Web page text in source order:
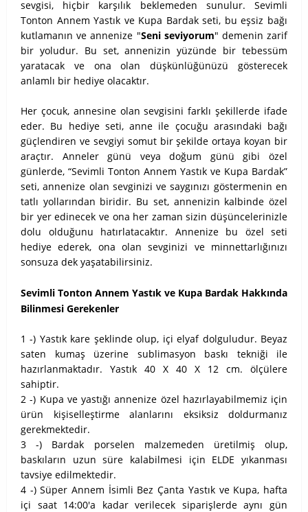
sevgisi, hiçbir karşılık beklemeden sunulur. Sevimli
Tonton Annem Yastık ve Kupa Bardak seti, bu eşsiz bağı
kutlamanın ve annenize "Seni seviyorum" demenin zarif
bir yoludur. Bu set, annenizin yüzünde bir tebessüm
yaratacak ve ona olan düşkünlüğünüzü gösterecek
anlamlı bir hediye olacaktır.
Her çocuk, annesine olan sevgisini farklı şekillerde ifade
eder. Bu hediye seti, anne ile çocuğu arasındaki bağı
güçlendiren ve sevgiyi somut bir şekilde ortaya koyan bir
araçtır. Anneler günü veya doğum günü gibi özel
günlerde, “Sevimli Tonton Annem Yastık ve Kupa Bardak”
seti, annenize olan sevginizi ve saygınızı göstermenin en
tatlı yollarından biridir. Bu set, annenizin kalbinde özel
bir yer edinecek ve ona her zaman sizin düşüncelerinizle
dolu olduğunu hatırlatacaktır. Annenize bu özel seti
hediye ederek, ona olan sevginizi ve minnettarlığınızı
sonsuza dek yaşatabilirsiniz.
Sevimli Tonton Annem Yastık ve Kupa Bardak Hakkında
Bilinmesi Gerekenler
1 -) Yastık kare şeklinde olup, içi elyaf dolguludur. Beyaz
saten kumaş üzerine sublimasyon baskı tekniği ile
hazırlanmaktadır. Yastık 40 X 40 X 12 cm. ölçülere
sahiptir.
2 -) Kupa ve yastığı annenize özel hazırlayabilmemiz için
ürün kişiselleştirme alanlarını eksiksiz doldurmanız
gerekmektedir.
3 -) Bardak porselen malzemeden üretilmiş olup,
baskıların uzun süre kalabilmesi için ELDE yıkanması
tavsiye edilmektedir.
4 -) Süper Annem İsimli Bez Çanta Yastık ve Kupa, hafta
içi saat 14:00'a kadar verilecek siparişlerde aynı gün